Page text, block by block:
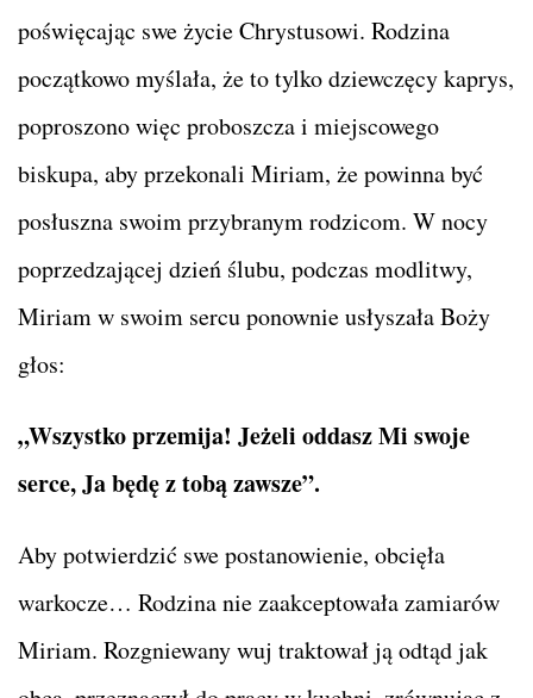
poświęcając swe życie Chrystusowi. Rodzina
początkowo myślała, że to tylko dziewczęcy kaprys,
poproszono więc proboszcza i miejscowego
biskupa, aby przekonali Miriam, że powinna być
posłuszna swoim przybranym rodzicom. W nocy
poprzedzającej dzień ślubu, podczas modlitwy,
Miriam w swoim sercu ponownie usłyszała Boży
głos:
„Wszystko przemija! Jeżeli oddasz Mi swoje
serce, Ja będę z tobą zawsze”.
Aby potwierdzić swe postanowienie, obcięła
warkocze… Rodzina nie zaakceptowała zamiarów
Miriam. Rozgniewany wuj traktował ją odtąd jak